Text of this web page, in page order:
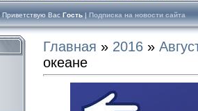
Приветствую Вас Гость | Подписка на новости сайта
Главная » 2016 »
океане